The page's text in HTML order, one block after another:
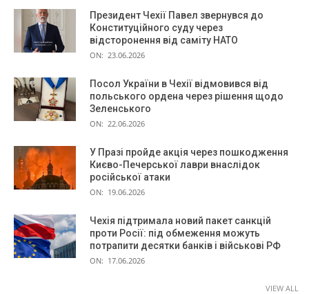
Президент Чехії Павел звернувся до
Конституційного суду через
відсторонення від саміту НАТО
ON: 23.06.2026
Посол України в Чехії відмовився від
польського ордена через рішення щодо
Зеленського
ON: 22.06.2026
У Празі пройде акція через пошкодження
Києво-Печерської лаври внаслідок
російської атаки
ON: 19.06.2026
Чехія підтримала новий пакет санкцій
проти Росії: під обмеження можуть
потрапити десятки банків і військові РФ
ON: 17.06.2026
VIEW ALL